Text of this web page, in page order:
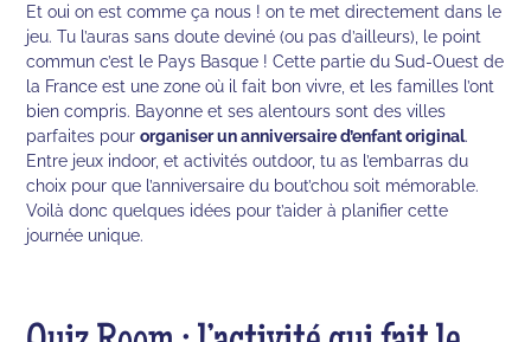
Et oui on est comme ça nous ! on te met directement dans le
jeu. Tu l’auras sans doute deviné (ou pas d’ailleurs), le point
commun c’est le Pays Basque ! Cette partie du Sud-Ouest de
la France est une zone où il fait bon vivre, et les familles l’ont
bien compris. Bayonne et ses alentours sont des villes
parfaites pourorganiser un anniversaire d’enfant original.
Entre jeux indoor, et activités outdoor, tu as l’embarras du
choix pour que l’anniversaire du bout’chou soit mémorable.
Voilà donc quelques idées pour t’aider à planifier cette
journée unique.